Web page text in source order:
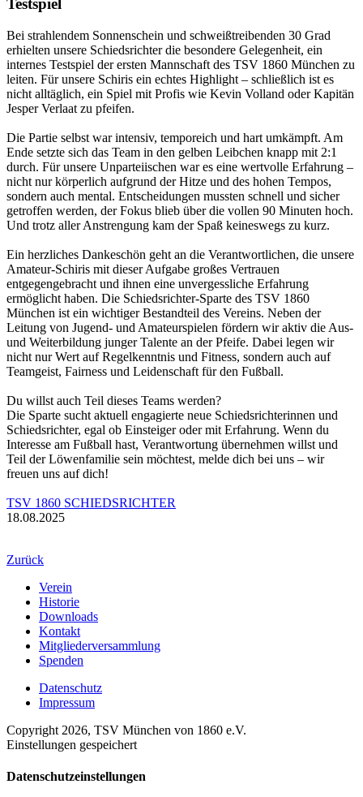
Testspiel
Bei strahlendem Sonnenschein und schweißtreibenden 30 Grad
erhielten unsere Schiedsrichter die besondere Gelegenheit, ein
internes Testspiel der ersten Mannschaft des TSV 1860 München zu
leiten. Für unsere Schiris ein echtes Highlight – schließlich ist es
nicht alltäglich, ein Spiel mit Profis wie Kevin Volland oder Kapitän
Jesper Verlaat zu pfeifen.
Die Partie selbst war intensiv, temporeich und hart umkämpft. Am
Ende setzte sich das Team in den gelben Leibchen knapp mit 2:1
durch. Für unsere Unparteiischen war es eine wertvolle Erfahrung –
nicht nur körperlich aufgrund der Hitze und des hohen Tempos,
sondern auch mental. Entscheidungen mussten schnell und sicher
getroffen werden, der Fokus blieb über die vollen 90 Minuten hoch.
Und trotz aller Anstrengung kam der Spaß keineswegs zu kurz.
Ein herzliches Dankeschön geht an die Verantwortlichen, die unsere
Amateur-Schiris mit dieser Aufgabe großes Vertrauen
entgegengebracht und ihnen eine unvergessliche Erfahrung
ermöglicht haben. Die Schiedsrichter-Sparte des TSV 1860
München ist ein wichtiger Bestandteil des Vereins. Neben der
Leitung von Jugend- und Amateurspielen fördern wir aktiv die Aus-
und Weiterbildung junger Talente an der Pfeife. Dabei legen wir
nicht nur Wert auf Regelkenntnis und Fitness, sondern auch auf
Teamgeist, Fairness und Leidenschaft für den Fußball.
Du willst auch Teil dieses Teams werden?
Die Sparte sucht aktuell engagierte neue Schiedsrichterinnen und
Schiedsrichter, egal ob Einsteiger oder mit Erfahrung. Wenn du
Interesse am Fußball hast, Verantwortung übernehmen willst und
Teil der Löwenfamilie sein möchtest, melde dich bei uns – wir
freuen uns auf dich!
TSV 1860 SCHIEDSRICHTER
18.08.2025
Zurück
Verein
Historie
Downloads
Kontakt
Mitgliederversammlung
Spenden
Datenschutz
Impressum
Copyright 2026, TSV München von 1860 e.V.
Einstellungen gespeichert
Datenschutzeinstellungen